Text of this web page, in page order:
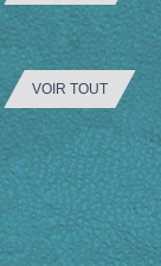
VOIR TOUT